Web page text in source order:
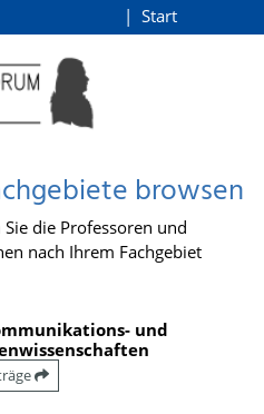
Start
browsen
die Professoren und
nach Ihrem Fachgebiet
und